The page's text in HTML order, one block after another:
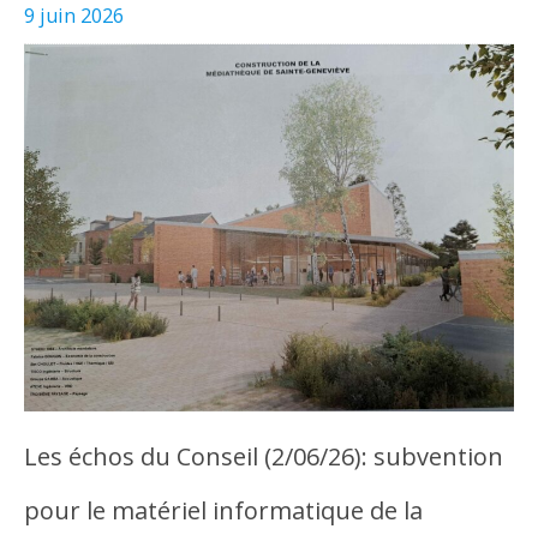
9 juin 2026
Les échos du Conseil (2/06/26): subvention
pour le matériel informatique de la